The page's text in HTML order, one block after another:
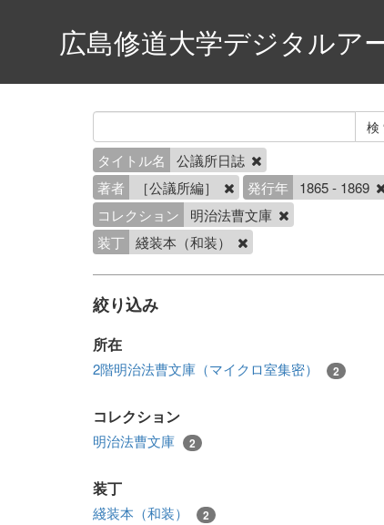
広島修道大学デジタルア
タイトル名
公議所日誌
著者
［公議所編］ 発行年
1865 - 1869
コレクション
明治法曹文庫
装丁 綫装本（和装）
絞り込み
所在
2階明治法曹文庫（マイクロ室集密） 2
コレクション
明治法曹文庫 2
装丁
綫装本（和装） 2